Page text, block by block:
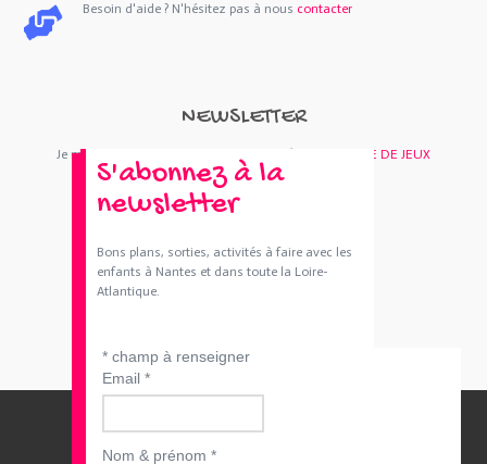
Besoin d'aide ? N'hésitez pas à nous contacter
NEWSLETTER
Je m'abonne : Newsletter BOUTIQUE DE JEUX
S'abonnez à la
newsletter
Bons plans, sorties, activités à faire avec les
enfants à Nantes et dans toute la Loire-
Atlantique.
* champ à renseigner
Email *
Nom & prénom *